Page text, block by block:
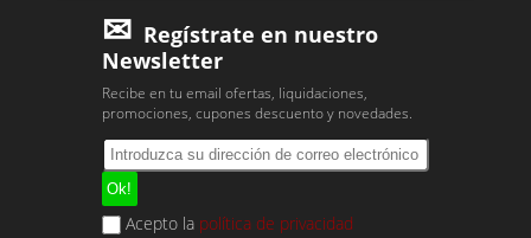
Regístrate en nuestro
Newsletter
Recibe en tu email ofertas, liquidaciones,
promociones, cupones descuento y novedades.
Acepto la política de privacidad